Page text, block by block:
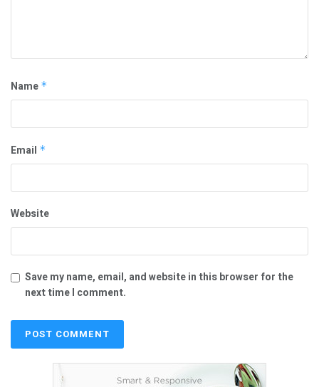
Name *
Email *
Website
Save my name, email, and website in this browser for the
next time I comment.